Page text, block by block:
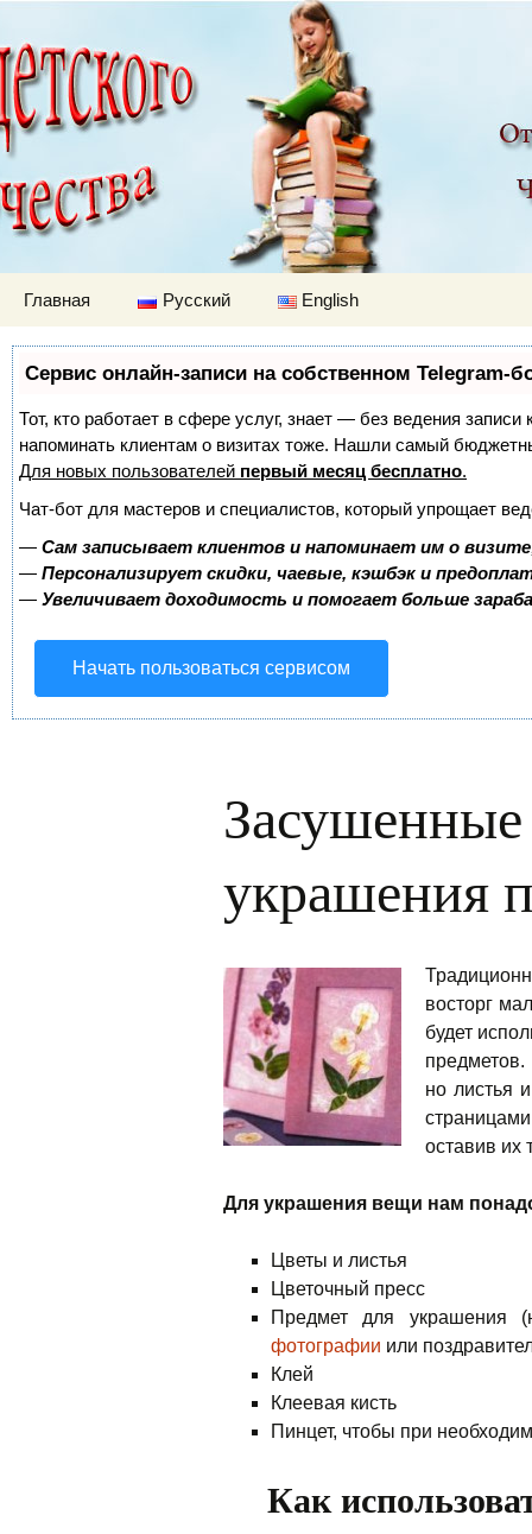
Детский мир
Главная Русский English
Сервис онлайн-записи на собственном Telegram-
Тот, кто работает в сфере услуг, знает — без ведения
напоминать клиентам о визитах тоже. Нашли самый
Для новых пользователей первый месяц бесплатно.
Чат-бот для мастеров и специалистов, который упрощает
— Сам записывает клиентов и напоминает им о
— Персонализирует скидки, чаевые, кэшбэк и
— Увеличивает доходимость и помогает больше
Начать пользоваться сервисом
украшения
восторг
будет
но листья
оставив их
Для украшения вещи нам
Цветы и листья
Цветочный пресс
Предмет для украшения
фотографии или
Клей
Клеевая кисть
Пинцет, чтобы при
Как